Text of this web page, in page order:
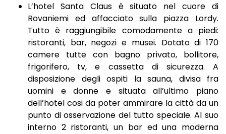
L’hotel Santa Claus è situato nel cuore di
Rovaniemi ed affacciato sulla piazza Lordy.
Tutto è raggiungibile comodamente a piedi:
ristoranti, bar, negozi e musei. Dotato di 170
camere tutte con bagno privato, bollitore,
frigorifero, tv, e cassetta di sicurezza. A
disposizione degli ospiti la sauna, divisa fra
uomini e donne e situata all’ultimo piano
dell’hotel cosi da poter ammirare la città da un
punto di osservazione del tutto speciale. Al suo
interno 2 ristoranti, un bar ed una moderna